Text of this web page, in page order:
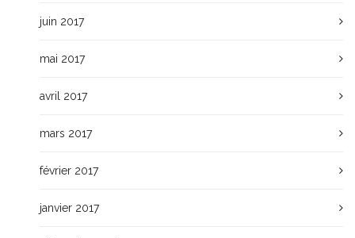
juin 2017
mai 2017
avril 2017
mars 2017
février 2017
janvier 2017